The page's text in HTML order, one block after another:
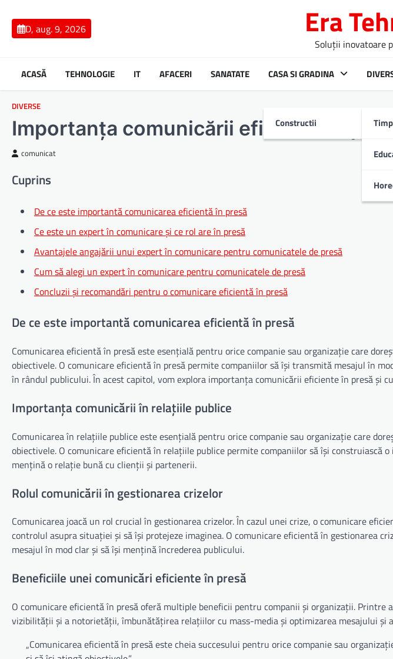
contentD, aug. 9, 2026 Era
Soluții inovatoare
ACASĂ TEHNOLOGIE IT AFACERI SANATATE CASA SI GRADINA
Constructii
DIVERSE
Importanța comunicării eficiente în
comunicat
Cuprins
De ce este importantă comunicarea eficientă în presă
Ce este un expert în comunicare și ce rol are în presă
Avantajele angajării unui expert în comunicare pentru comunicatele de presă
Cum să alegi un expert în comunicare pentru comunicatele de presă
Concluzii și recomandări pentru o comunicare eficientă în presă
De ce este importantă comunicarea eficientă în presă
Comunicarea eficientă în presă este esențială pentru orice companie sau organizație care
obiectivele. O comunicare eficientă în presă permite companiilor să își transmită mesajul în
în rândul publicului. În acest capitol, vom explora importanța comunicării eficiente în presă și
Importanța comunicării în relațiile publice
Comunicarea în relațiile publice este esențială pentru orice companie sau organizație care
obiectivele. O comunicare eficientă în relațiile publice permite companiilor să își construiască
mențină o relație bună cu clienții și partenerii.
Rolul comunicării în gestionarea crizelor
Comunicarea joacă un rol crucial în gestionarea crizelor. În cazul unei crize, o comunicare
controlul asupra situației și să își protejeze imaginea. O comunicare eficientă în gestionarea
mesajul în mod clar și să își mențină încrederea publicului.
Beneficiile unei comunicări eficiente în presă
O comunicare eficientă în presă oferă multiple beneficii pentru companii și organizații. Printre
vizibilității și a notorietății, îmbunătățirea relațiilor cu mass-media și optimizarea mesajului și
„Comunicarea eficientă în presă este cheia succesului pentru orice companie sau